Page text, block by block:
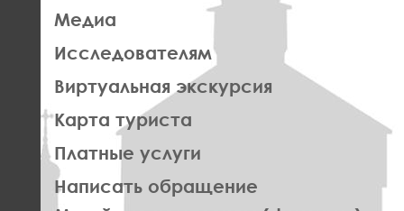
Медиа
Исследователям
Виртуальная экскурсия
Карта туриста
Платные услуги
Написать обращение